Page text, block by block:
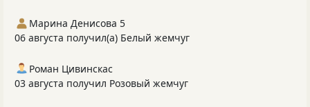
Марина Денисова 5
06 августа получил(а) Белый жемчуг
Роман Цивинскас
03 августа получил Розовый жемчуг